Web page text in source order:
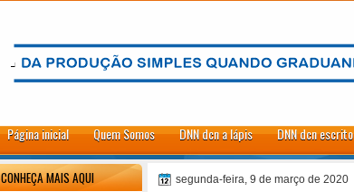
.
Página inicial Quem Somos DNN dcn a lápis DNN dcn escrito
segunda-feira, 9 de março de 2020
CONHEÇA MAIS AQUI